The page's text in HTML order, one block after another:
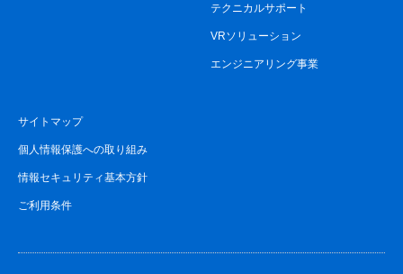
テクニカルサポート
VRソリューション
エンジニアリング事業
サイトマップ
個人情報保護への取り組み
情報セキュリティ基本方針
ご利用条件